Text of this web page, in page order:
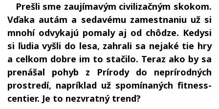
Prešli sme zaujímavým civilizačným skokom.
Vďaka autám a sedavému zamestnaniu už si
mnohí odvykajú pomaly aj od chôdze. Kedysi
si ľudia vyšli do lesa, zahrali sa nejaké tie hry
a celkom dobre im to stačilo. Teraz ako by sa
prenášal pohyb z Prírody do neprírodných
prostredí, napríklad už spomínaných fitness-
centier. Je to nezvratný trend?